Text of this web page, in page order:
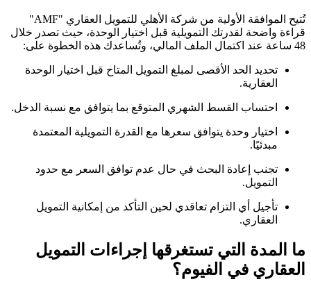
تُتيح الموافقة الأولية من شركة الأهلي للتمويل العقاري "AMF"
قراءة واضحة لقدرتك التمويلية قبل اختيار الوحدة، حيث تصدر خلال
48 ساعة عند اكتمال الملف المالي، وتُساعدك هذه الخطوة على:
تحديد الحد الأقصى لمبلغ التمويل المتاح قبل اختيار الوحدة
العقارية.
احتساب القسط الشهري المتوقع بما يتوافق مع نسبة الدخل.
اختيار وحدة يتوافق سعرها مع القدرة التمويلية المعتمدة
مبدئيًا.
تجنب إعادة البحث في حال عدم توافق السعر مع حدود
التمويل.
تأجيل أي التزام تعاقدي لحين التأكد من إمكانية التمويل
العقاري.
ما المدة التي تستغرقها إجراءات التمويل
العقاري في الفيوم؟